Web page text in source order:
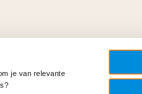
je van relevante